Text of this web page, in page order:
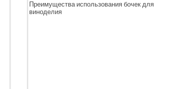
Преимущества использования бочек для
виноделия